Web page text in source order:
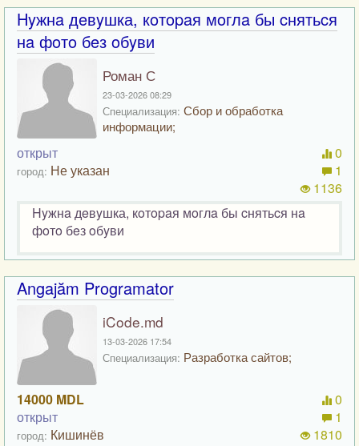
Hyжнa дeвyшка, кoтopaя мoглa бы cнятьcя
нa фoтo бeз oбyви
Роман С
23-03-2026 08:29
Специализация: Сбор и обработка
информации;
открыт
город: Не указан
0
1
1136
Hyжнa дeвyшка, кoтopaя мoглa бы cнятьcя нa
фoтo бeз oбyви
Angajăm Programator
iCode.md
13-03-2026 17:54
Специализация: Разработка сайтов;
14000 MDL
открыт
город: Кишинёв
0
1
1810